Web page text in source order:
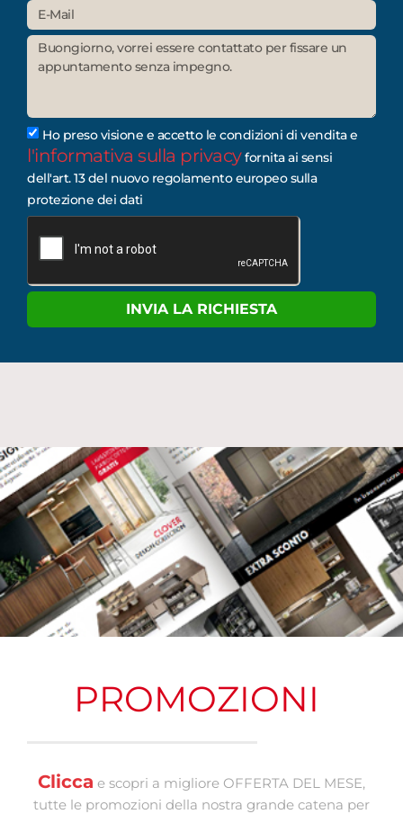
Ho preso visione e accetto le condizioni di vendita e
l'informativa sulla privacyfornita ai sensi
dell'art. 13 del nuovo regolamento europeo sulla
protezione dei dati
INVIA LA RICHIESTA
PROMOZIONI
Clicca e scopri a migliore OFFERTA DEL MESE,
tutte le promozioni della nostra grande catena per